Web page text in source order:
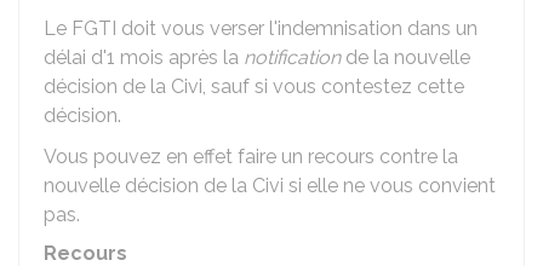
Le FGTI doit vous verser l'indemnisation dans un
délai d'1 mois après la notificationde la nouvelle
décision de la Civi, sauf si vous contestez cette
décision.
Vous pouvez en effet faire un recours contre la
nouvelle décision de la Civi si elle ne vous convient
pas.
Recours